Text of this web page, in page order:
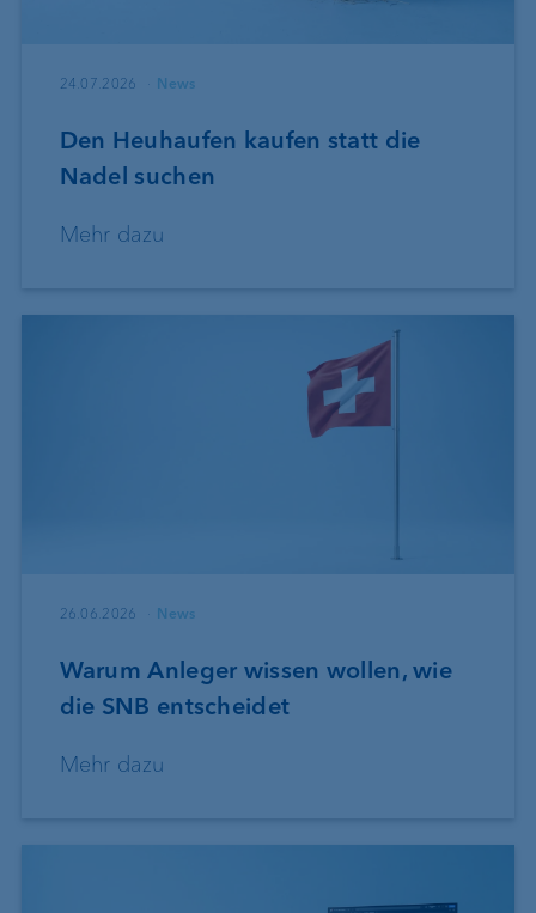
24.07.2026 News
Den Heuhaufen kaufen statt die
Nadel suchen
Mehr dazu
26.06.2026 News
Warum Anleger wissen wollen, wie
die SNB entscheidet
Mehr dazu